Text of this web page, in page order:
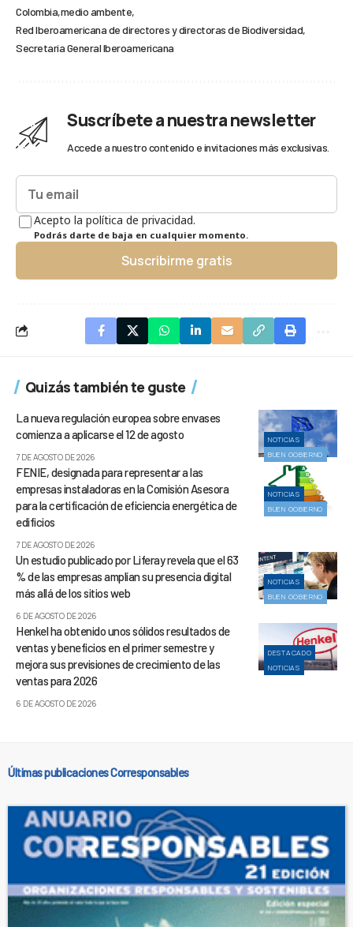
Colombia medio ambente
Red Iberoamericana de directores y directoras de Biodiversidad
Secretaría General Iberoamericana
Suscríbete a nuestra newsletter
Accede a nuestro contenido e invitaciones más exclusivas.
Acepto la política de privacidad.
Podrás darte de baja en cualquier momento.
Suscribirme gratis
Quizás también te guste
NOTICIAS
BUEN GOBIERNO
La nueva regulación europea sobre envases
comienza a aplicarse el 12 de agosto
7 DE AGOSTO DE 2026
NOTICIAS
BUEN GOBIERNO
FENIE, designada para representar a las
empresas instaladoras en la Comisión Asesora
para la certificación de eficiencia energética de
edificios
7 DE AGOSTO DE 2026
NOTICIAS
BUEN GOBIERNO
Un estudio publicado por Liferay revela que el 63
% de las empresas amplían su presencia digital
más allá de los sitios web
6 DE AGOSTO DE 2026
DESTACADO
NOTICIAS
Henkel ha obtenido unos sólidos resultados de
ventas y beneficios en el primer semestre y
mejora sus previsiones de crecimiento de las
ventas para 2026
6 DE AGOSTO DE 2026
Últimas publicaciones Corresponsables